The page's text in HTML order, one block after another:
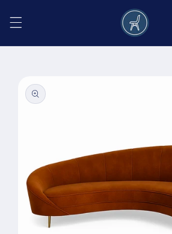
conținut
informațiile
despre
produs